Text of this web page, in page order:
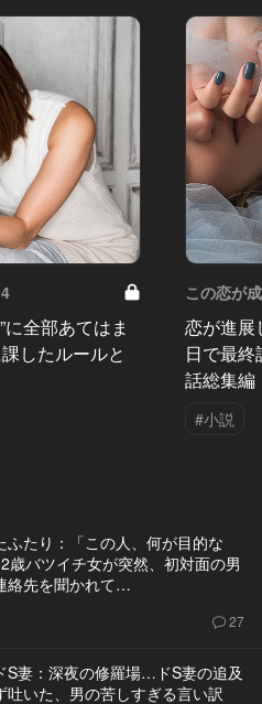
全部あてはま
したルールと
この恋が
恋が進
日で最
話総集編
#小説
ふたり：「この人、何が目的な
歳バツイチ女が突然、初対面の男
絡先を聞かれて…
27
S妻：深夜の修羅場…ドS妻の追及
吐いた、男の苦しすぎる言い訳